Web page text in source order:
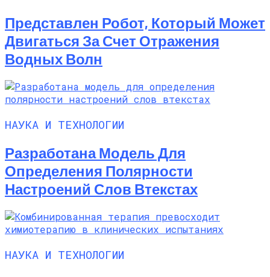
Представлен Робот, Который Может
Двигаться За Счет Отражения
Водных Волн
НАУКА И ТЕХНОЛОГИИ
Разработана Модель Для
Определения Полярности
Настроений Слов Втекстах
НАУКА И ТЕХНОЛОГИИ